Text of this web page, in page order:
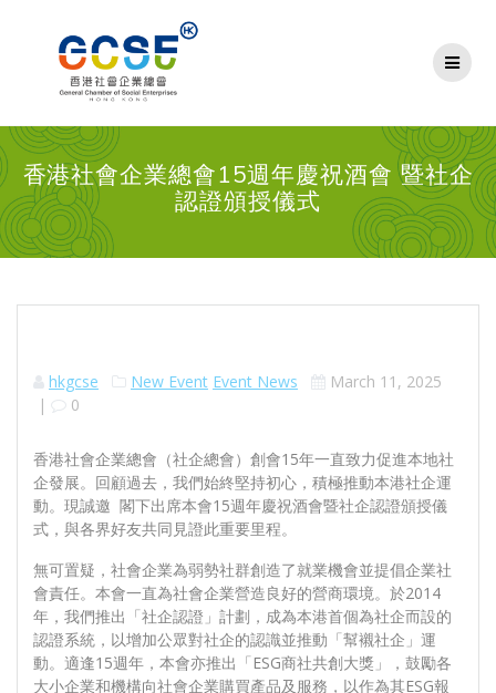
香港社會企業總會15週年慶祝酒會 暨社企
認證頒授儀式
hkgcse New Event Event News
March 11, 2025
|
0
香港社會企業總會（社企總會）創會15年一直致力促進本地社
企發展。回顧過去，我們始終堅持初心，積極推動本港社企運
動。現誠邀 閣下出席本會15週年慶祝酒會暨社企認證頒授儀
式，與各界好友共同見證此重要里程。
無可置疑，社會企業為弱勢社群創造了就業機會並提倡企業社
會責任。本會一直為社會企業營造良好的營商環境。於2014
年，我們推出「社企認證」計劃，成為本港首個為社企而設的
認證系統，以增加公眾對社企的認識並推動「幫襯社企」運
動。適逢15週年，本會亦推出「ESG商社共創大獎」，鼓勵各
大小企業和機構向社會企業購買產品及服務，以作為其ESG報